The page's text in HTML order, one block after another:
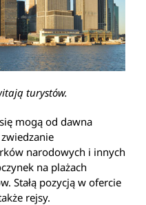
turystów.
mogą od dawna
narodowych i innych
na plażach
Stałą pozycją w ofercie
rejsy.